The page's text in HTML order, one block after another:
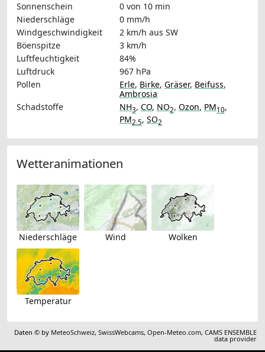
Sonnenschein
0 von 10 min
Niederschläge
0 mm/h
Windgeschwindigkeit
2 km/h aus SW
Böenspitze
3 km/h
Luftfeuchtigkeit
84%
Luftdruck
967 hPa
Pollen
Erle, Birke, Gräser, Beifuss,
Ambrosia
Schadstoffe
NH3, CO, NO2, Ozon, PM10,
PM2.5, SO2
Wetteranimationen
Niederschläge Wind Wolken
Temperatur
Daten © by MeteoSchweiz,SwissWebcams,Open-Meteo.com,CAMS ENSEMBLE
data provider